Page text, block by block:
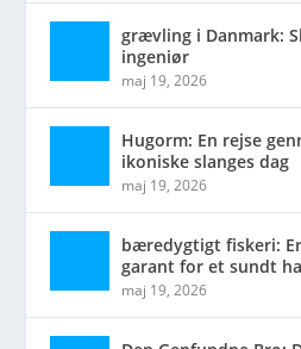
grævling i Danmark:
ingeniør
maj 19, 2026
Hugorm: En rejse
ikoniske slanges dag
maj 19, 2026
bæredygtigt fiskeri:
garant for et sundt
maj 19, 2026